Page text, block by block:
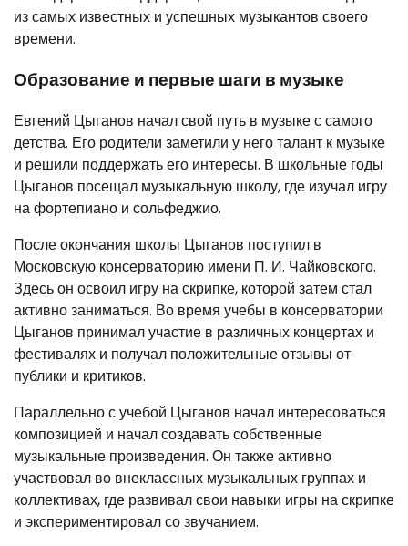
из самых известных и успешных музыкантов своего
времени.
Образование и первые шаги в музыке
Евгений Цыганов начал свой путь в музыке с самого
детства. Его родители заметили у него талант к музыке
и решили поддержать его интересы. В школьные годы
Цыганов посещал музыкальную школу, где изучал игру
на фортепиано и сольфеджио.
После окончания школы Цыганов поступил в
Московскую консерваторию имени П. И. Чайковского.
Здесь он освоил игру на скрипке, которой затем стал
активно заниматься. Во время учебы в консерватории
Цыганов принимал участие в различных концертах и
фестивалях и получал положительные отзывы от
публики и критиков.
Параллельно с учебой Цыганов начал интересоваться
композицией и начал создавать собственные
музыкальные произведения. Он также активно
участвовал во внеклассных музыкальных группах и
коллективах, где развивал свои навыки игры на скрипке
и экспериментировал со звучанием.